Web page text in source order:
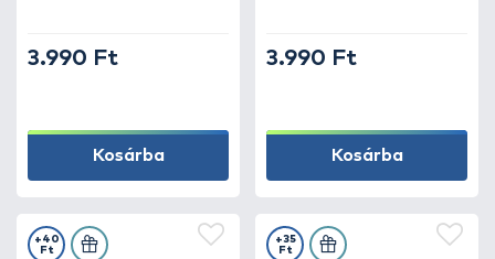
3.990 Ft
Kosárba
3.990 Ft
Kosárba
+40
Ft
+35
Ft